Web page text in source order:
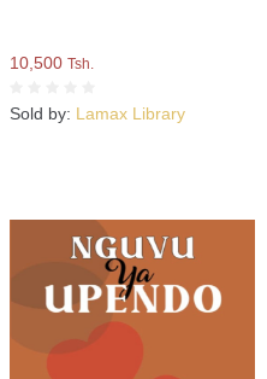
10,500 Tsh.
Sold by: Lamax Library